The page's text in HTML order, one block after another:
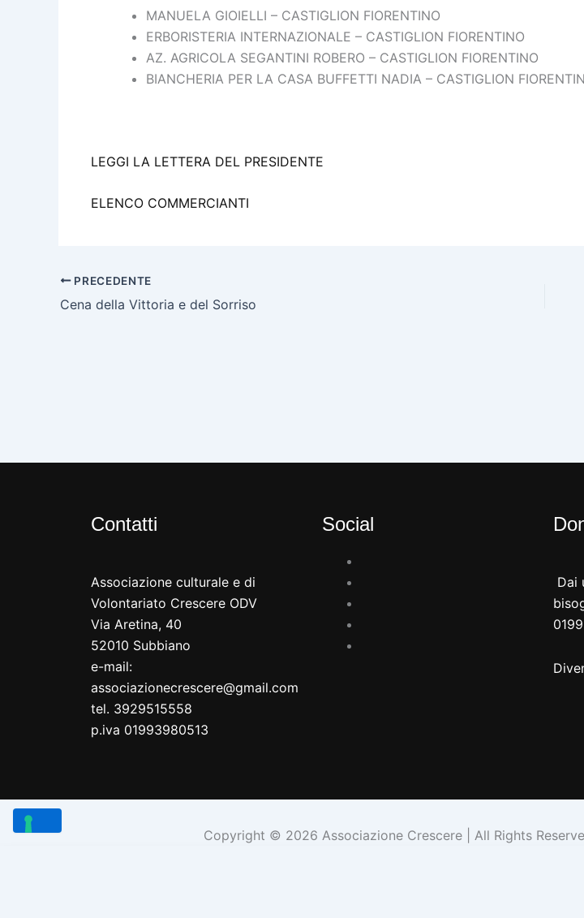
MANUELA GIOIELLI – CASTIGLION FIORENTINO
ERBORISTERIA INTERNAZIONALE – CASTIGLION FIORENTINO
AZ. AGRICOLA SEGANTINI ROBERO – CASTIGLION FIORENTINO
BIANCHERIA PER LA CASA BUFFETTI NADIA – CASTIGLION
LEGGI LA LETTERA DEL PRESIDENTE
ELENCO COMMERCIANTI
PRECEDENTE
Cena della Vittoria e del Sorriso
Contatti
Associazione culturale e di
Volontariato Crescere ODV
Via Aretina, 40
52010 Subbiano
e-mail:
associazionecrescere@gmail.com
tel. 3929515558
p.iva 01993980513
Social
Dai
Copyright © 2026 Associazione Crescere | All Rights